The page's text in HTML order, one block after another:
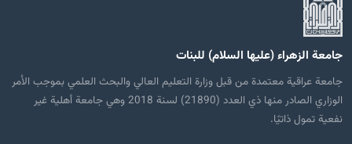
جامعة الزهراء (عليها السلام) للبنات
جامعة عراقية معتمدة من قبل وزارة التعليم العالي والبحث العلمي بموجب الأمر
الوزاري الصادر منها ذي العدد (21890) لسنة 2018 وهي جامعة أهلية غير
نفعية تمول ذاتيًا.